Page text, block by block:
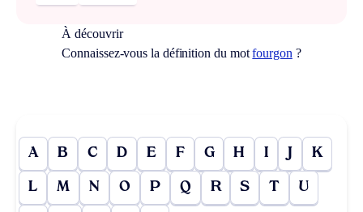
À découvrir
Connaissez-vous la définition du motfourgon ?
A B C D E F G H I J K
L M N O P Q R S T U